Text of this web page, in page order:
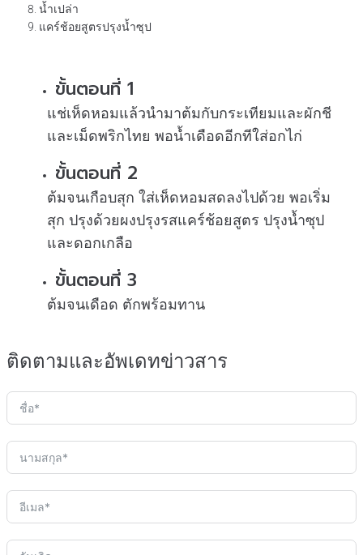
น้ำเปล่า
แคร์ช้อยสูตรปรุงน้ำซุป
ขั้นตอนที่ 1
แช่เห็ดหอมแล้วนำมาต้มกับกระเทียมและผักชี
และเม็ดพริกไทย พอน้ำเดือดอีกทีใส่อกไก่
ขั้นตอนที่ 2
ต้มจนเกือบสุก ใส่เห็ดหอมสดลงไปด้วย พอเริ่ม
สุก ปรุงด้วยผงปรุงรสแคร์ช้อยสูตร ปรุงน้ำซุป
และดอกเกลือ
ขั้นตอนที่ 3
ต้มจนเดือด ตักพร้อมทาน
ติดตามและอัพเดทข่าวสาร